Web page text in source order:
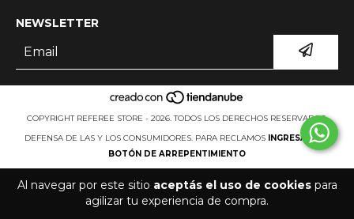
Al navegar por este sitio aceptás el uso de cookiespara
agilizar tu experiencia de compra.
NEWSLETTER
COPYRIGHT REFEREE STORE - 2026. TODOS LOS DERECHOS RESERVADOS.
DEFENSA DE LAS Y LOS CONSUMIDORES. PARA RECLAMOS INGRESÁ ACÁ.
BOTÓN DE ARREPENTIMIENTO